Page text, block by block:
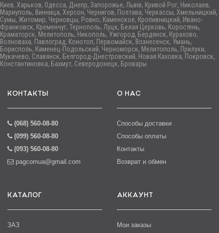
Киев, Харьков, Одесса, Днепр, Запорожье, Львів, Кривой Рог, Николаев,
Мариуполь, Винница, Херсон, Чернигов, Полтава, Черкассы, Хмельницкий,
Сумы, Житомир, Черновцы, Ровно, Каменское, Кропивницкий, Ивано-
Франковск, Кременчуг, Тернополь, Луцк, Белая Церковь, Коростень,
Краматорск, Мелитополь, Никополь, Ужгород, Бердянск, Курахово,
Волноваха, Павлоград, Конотоп, Первомайск, Вознесенск, Умань,
Борисполь, Каменец-Подольский, Черноморск, Мелитополь, Прилуки,
Мукачево, Славянск, Белгород-Днестровский, Новая Каховка, Покровск,
Константиновка, Бахмут, Северодонецк, Бровары
КОНТАКТЫ
(068) 560-08-80
(099) 560-08-80
(093) 560-08-80
pagcomua@gmail.com
О НАС
Способы доставки
Способы оплаты
Контакты
Возврат и обмен
КАТАЛОГ
ЗАЗ
АККАУНТ
Мои заказы